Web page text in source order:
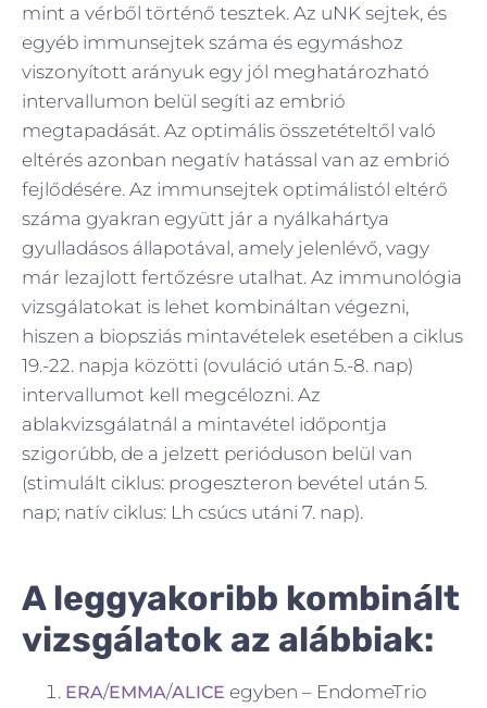
mint a vérből történő tesztek. Az uNK sejtek, és
egyéb immunsejtek száma és egymáshoz
viszonyított arányuk egy jól meghatározható
intervallumon belül segíti az embrió
megtapadását. Az optimális összetételtől való
eltérés azonban negatív hatással van az embrió
fejlődésére. Az immunsejtek optimálistól eltérő
száma gyakran együtt jár a nyálkahártya
gyulladásos állapotával, amely jelenlévő, vagy
már lezajlott fertőzésre utalhat. Az immunológia
vizsgálatokat is lehet kombináltan végezni,
hiszen a biopsziás mintavételek esetében a ciklus
19.-22. napja közötti (ovuláció után 5.-8. nap)
intervallumot kell megcélozni. Az
ablakvizsgálatnál a mintavétel időpontja
szigorúbb, de a jelzett perióduson belül van
(stimulált ciklus: progeszteron bevétel után 5.
nap; natív ciklus: Lh csúcs utáni 7. nap).
A leggyakoribb kombinált
vizsgálatok az alábbiak:
ERA/EMMA/ALICE egyben – EndomeTrio